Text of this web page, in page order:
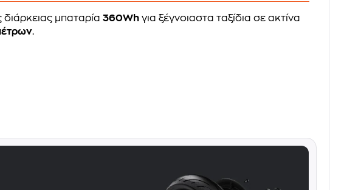
μπαταρία360Wh για ξέγνοιαστα ταξίδια σε ακτίνα
.